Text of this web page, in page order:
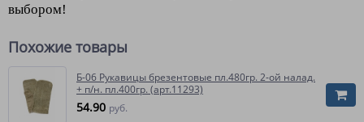
выбором!
Похожие товары
Б-06 Рукавицы брезентовые пл.480гр. 2-ой налад.
+ п/н. пл.400гр. (арт.11293)
54.90 руб.